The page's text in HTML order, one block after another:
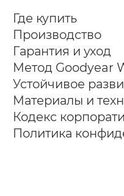
Где купить
Производство
Гарантия и уход
Метод Goodyear
Устойчивое
Материалы и
Кодекс
Политика